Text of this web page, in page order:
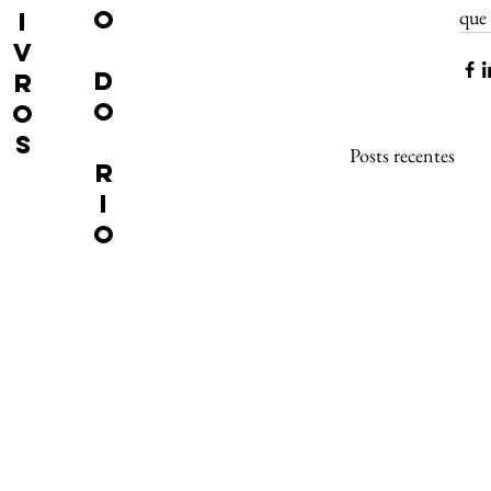
I
V
R
O
S
o
d
o
r
i
o
Posts recentes